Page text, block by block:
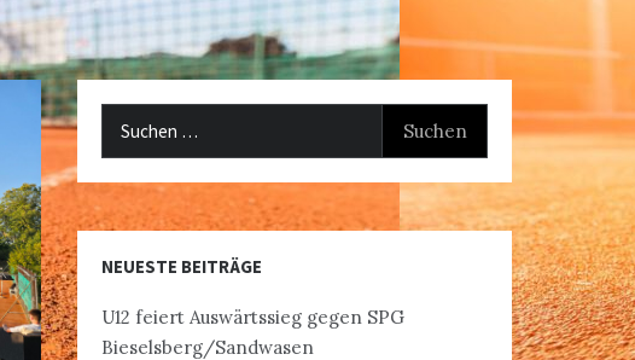
NEUESTE BEITRÄGE
U12 feiert Auswärtssieg gegen SPG
Bieselsberg/Sandwasen